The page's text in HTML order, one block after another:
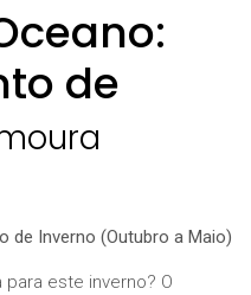
de
de Inverno (Outubro a Maio)
este inverno? O